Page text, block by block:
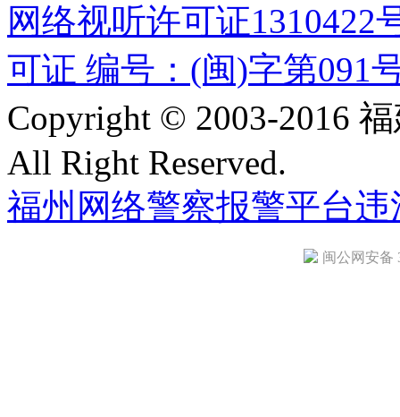
网络视听许可证1310422
可证 编号：(闽)字第091
Copyright © 2003-2016
All Right Reserved.
福州网络警察报警平台违
闽公网安备